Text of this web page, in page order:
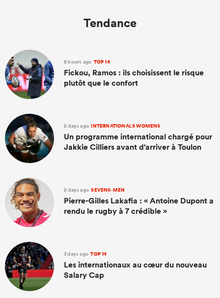
Tendance
8 hours ago TOP 14
Fickou, Ramos : ils choisissent le risque
plutôt que le confort
2 days ago INTERNATIONALS WOMENS
Un programme international chargé pour
Jakkie Cilliers avant d'arriver à Toulon
2 days ago SEVENS-MEN
Pierre-Gilles Lakafia : « Antoine Dupont a
rendu le rugby à 7 crédible »
3 days ago TOP 14
Les internationaux au cœur du nouveau
Salary Cap